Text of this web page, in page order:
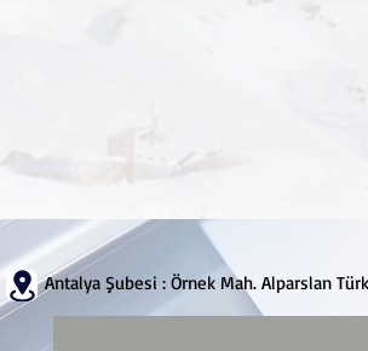
Antalya Şubesi : Örnek Mah. Alparslan